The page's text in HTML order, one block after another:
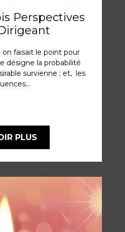
Perspectives
on faisait le point pour
désigne la probabilité
survienne ; et, les
PLUS